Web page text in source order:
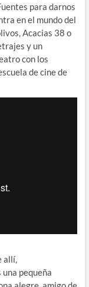
para darnos
en el mundo del
Acacias 38 o
y un
con los
de cine de
allí,
una pequeña